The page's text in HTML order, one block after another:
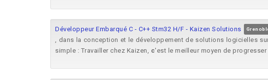
Développeur Embarqué C - C++ Stm32 H/F - Kaizen Solutions
, dans la conception et le développement de solutions logicielles
simple : Travailler chez Kaizen, c'est le meilleur moyen de